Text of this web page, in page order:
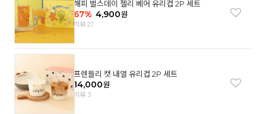
해피 벌스데이 젤리 베어 유리컵 2P 세트
67% 4,900원
리뷰 21
프렌들리 캣 내열 유리컵 2P 세트
14,000원
리뷰 3